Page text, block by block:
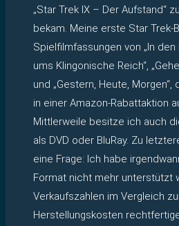
„Star Trek IX – Der Aufstand“
bekam. Meine erste Star Trek-
Spielfilmfassungen von „In den
ums Klingonische Reich“,
und „Gestern, Heute,
in einer Amazon-Rabattaktion
Mittlerweile besitze ich auch
als DVD oder BluRay. Zu
eine Frage: Ich habe
Format nicht mehr unterstützt
Verkaufszahlen im Vergleich
Herstellungskosten